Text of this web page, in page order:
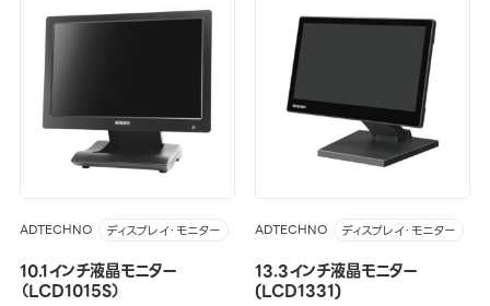
ADTECHNO ディスプレイ・モニター
10.1インチ液晶モニター
（LCD1015S）
ADTECHNO ディスプレイ・モニター
13.3インチ液晶モニター
(LCD1331)